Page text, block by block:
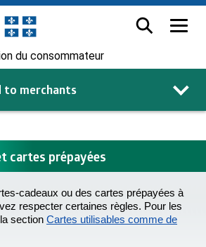
du consommateur
to merchants
cartes prépayées
cadeaux ou des cartes prépayées à
respecter certaines règles. Pour les
section Cartes utilisables comme de